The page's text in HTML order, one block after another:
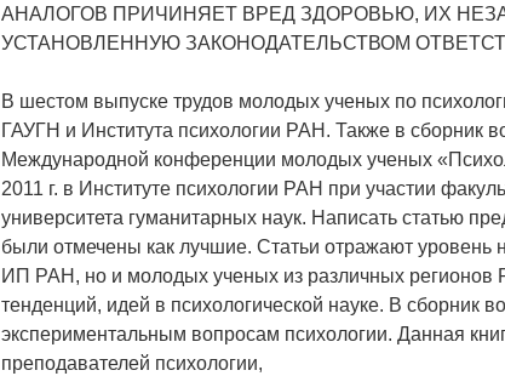
АНАЛОГОВ ПРИЧИНЯЕТ ВРЕД ЗДОРОВЬЮ, ИХ
УСТАНОВЛЕННУЮ ЗАКОНОДАТЕЛЬСТВОМ
В шестом выпуске трудов молодых ученых по
ГАУГН и Института психологии РАН. Также в сборник
Международной конференции молодых ученых
2011 г. в Институте психологии РАН при участии
университета гуманитарных наук. Написать статью
были отмечены как лучшие. Статьи отражают
ИП РАН, но и молодых ученых из различных регионов
тенденций, идей в психологической науке. В сборник
экспериментальным вопросам психологии. Данная
преподавателей психологии,